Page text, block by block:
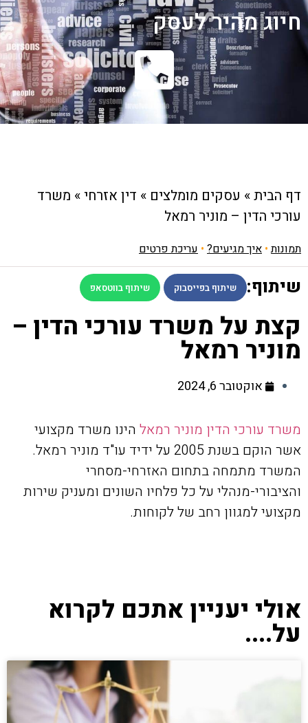
חיוג מהיר לעסק
דף הבית» עסקים מומלצים » דין אזרחי» משרד
עורכי הדין – מוניר רמאל
תמונות• איך מגיעים? • עריכת פרטים
שיתוף: שיתוף בפייסבוק שיתוף בווטסאפ
קצת על משרד עורכי הדין –
מוניר רמאל
אוקטובר 6, 2024
משרד עורכי הדין מוניר רמאל הינו משרד מקצועי
אשר הוקם בשנת 2005 על ידיד עו"ד מוניר רמאל.
המשרד מתמחה בתחום האזרחי-מסחרי
והציבורי-מנהלי על כל פלחיו השונים ומעניק שירות
מקצועי למגוון רחב של לקוחות.
אולי יעניין אתכם לקרוא
על....